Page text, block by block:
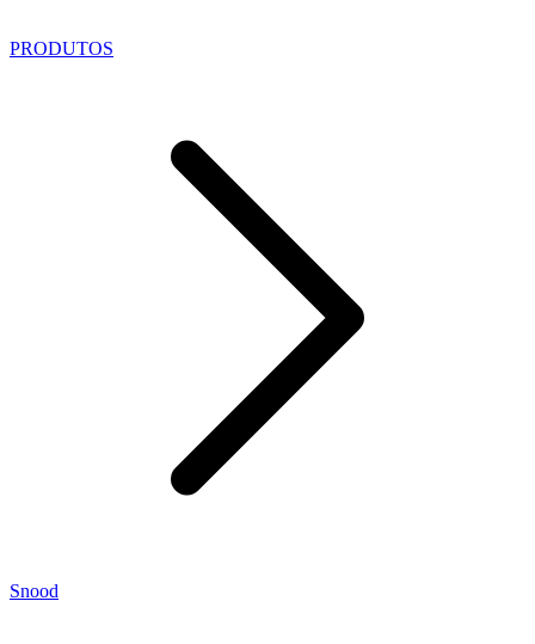
PRODUTOS
Snood